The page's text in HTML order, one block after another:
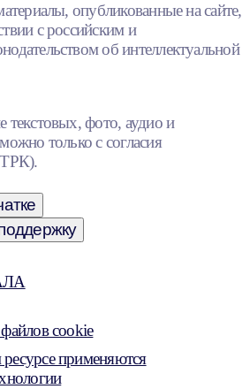
опубликованные на сайте,
с российским и
об интеллектуальной
текстовых, фото, аудио и
только с согласия
cookie
применяются